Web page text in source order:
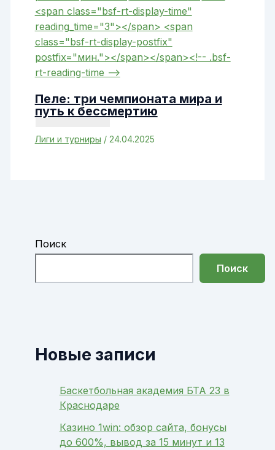
Пеле: три чемпионата мира и
путь к бессмертию
Лиги и турниры / 24.04.2025
Поиск
Поиск
Новые записи
Баскетбольная академия БТА 23 в
Краснодаре
Казино 1win: обзор сайта, бонусы
до 600%, вывод за 15 минут и 13